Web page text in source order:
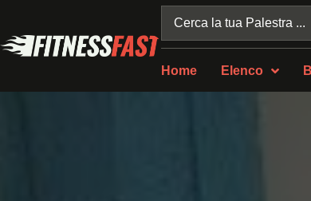
Home Elenco